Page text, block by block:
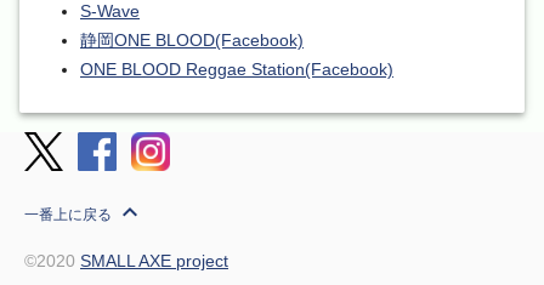
S-Wave
静岡ONE BLOOD(Facebook)
ONE BLOOD Reggae Station(Facebook)
一番上に戻る expand_less
©2020 SMALL AXE project